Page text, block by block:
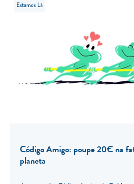
Estamos Lá
Código Amigo: poupe 20€ na
planeta